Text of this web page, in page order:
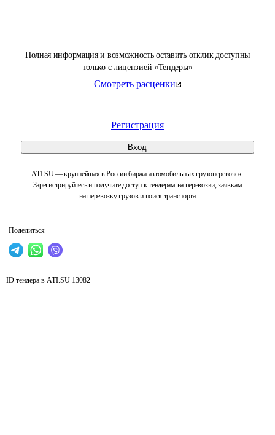
Полная информация и возможность оставить отклик доступны
только с лицензией «Тендеры»
Смотреть расценки
Регистрация
Вход
ATI.SU — крупнейшая в России биржа автомобильных грузоперевозок.
Зарегистрируйтесь и получите доступ к тендерам на перевозки, заявкам
на перевозку грузов и поиск транспорта
Поделиться
ID тендера в ATI.SU 13082